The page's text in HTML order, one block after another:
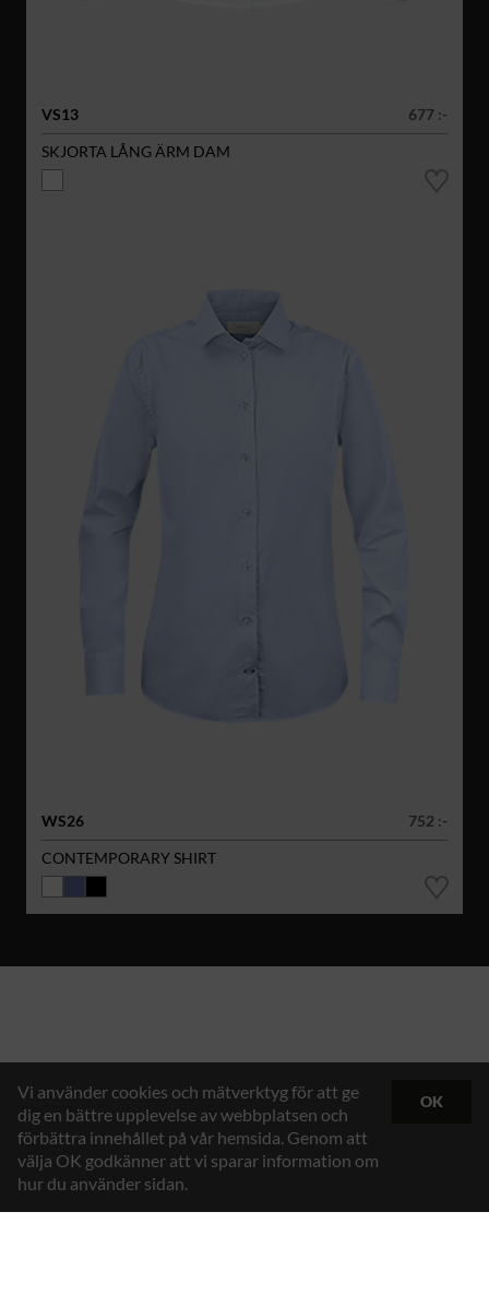
VS13
677 :-
SKJORTA LÅNG ÄRM DAM
WS26
752 :-
CONTEMPORARY SHIRT
Vi använder cookies och mätverktyg för att ge
dig en bättre upplevelse av webbplatsen och
förbättra innehållet på vår hemsida. Genom att
välja OK godkänner att vi sparar information om
hur du använder sidan.
OK